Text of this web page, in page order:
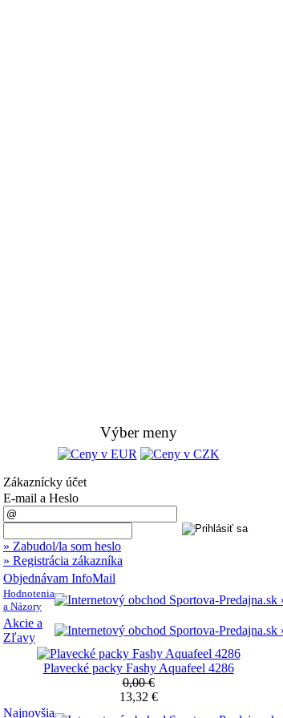
Výber meny
Zákaznícky účet
E-mail a Heslo
» Zabudol/la som heslo
» Registrácia zákazníka
Objednávam InfoMail
Hodnotenia
a Názory
Akcie a
Zľavy
Plavecké packy Fashy Aquafeel 4286
0,00 €
13,32 €
Najnovšia